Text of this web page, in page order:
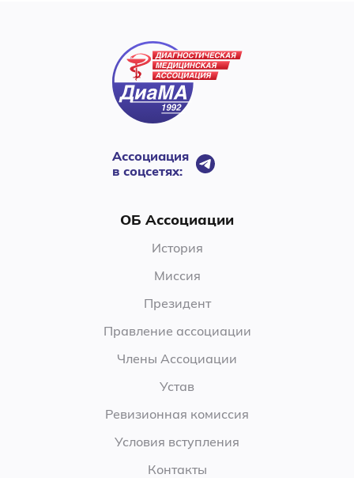
Ассоциация
в соцсетях:
ОБ Ассоциации
История
Миссия
Президент
Правление ассоциации
Члены Ассоциации
Устав
Ревизионная комиссия
Условия вступления
Контакты